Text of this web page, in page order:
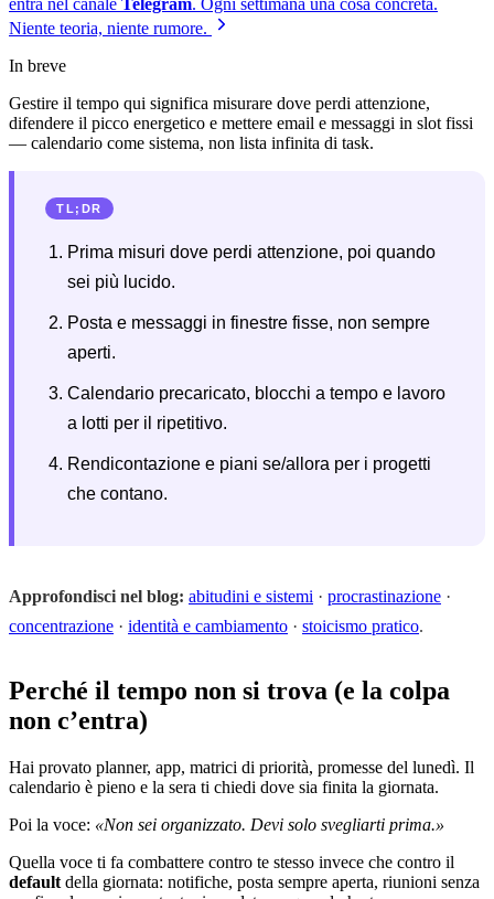
Niente teoria, niente rumore.
In breve
Gestire il tempo qui significa misurare dove perdi attenzione,
difendere il picco energetico e mettere email e messaggi in slot fissi
— calendario come sistema, non lista infinita di task.
TL;DR
Prima misuri dove perdi attenzione, poi quando
sei più lucido.
Posta e messaggi in finestre fisse, non sempre
aperti.
Calendario precaricato, blocchi a tempo e lavoro
a lotti per il ripetitivo.
Rendicontazione e piani se/allora per i progetti
che contano.
Approfondisci nel blog: abitudini e sistemi · procrastinazione ·
concentrazione · identità e cambiamento · stoicismo pratico.
Perché il tempo non si trova (e la colpa
non c’entra)
Hai provato planner, app, matrici di priorità, promesse del lunedì. Il
calendario è pieno e la sera ti chiedi dove sia finita la giornata.
Poi la voce: «Non sei organizzato. Devi solo svegliarti prima.»
Quella voce ti fa combattere contro te stesso invece che contro il
default della giornata: notifiche, posta sempre aperta, riunioni senza